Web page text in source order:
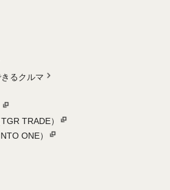
るクルマ
TRADE）
ONE）